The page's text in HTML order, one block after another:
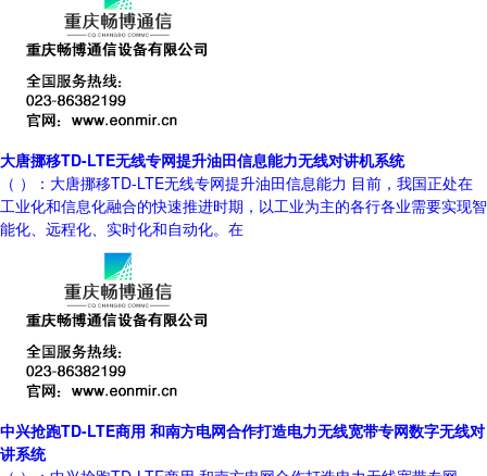
大唐挪移TD-LTE无线专网提升油田信息能力无线对讲机系统
（ ）：大唐挪移TD-LTE无线专网提升油田信息能力 目前，我国正处在
工业化和信息化融合的快速推进时期，以工业为主的各行各业需要实现智
能化、远程化、实时化和自动化。在
中兴抢跑TD-LTE商用 和南方电网合作打造电力无线宽带专网数字无线对
讲系统